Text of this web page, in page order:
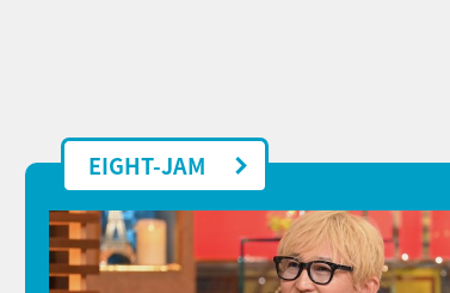
EIGHT-JAM